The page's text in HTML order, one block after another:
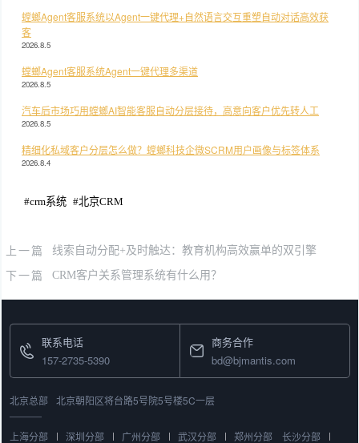
螳螂Agent客服系统以Agent一键代理+自然语言交互重塑自动对话高效获
客
2026.8.5
螳螂Agent客服系统Agent一键代理多渠道
2026.8.5
汽车后市场巧用螳螂AI智能客服自动分层接待，高意向客户优先转人工
2026.8.5
精细化私域客户分层怎么做？螳螂科技企微SCRM用户画像与标签体系
2026.8.4
#crm系统 #北京CRM
上一篇 线索自动分配+及时触达：教育机构高效赢单的双引擎
下一篇 CRM客户关系管理系统有什么用？
联系电话
157-2735-5390
商务合作
bd@bjmantis.com
北京总部 北京朝阳区将台路5号院5号楼5C一层
上海分部 深圳分部 广州分部 武汉分部 郑州分部 长沙分部